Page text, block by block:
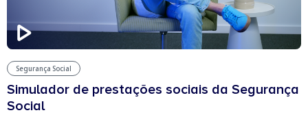
Segurança Social
Simulador de prestações sociais da Segurança
Social